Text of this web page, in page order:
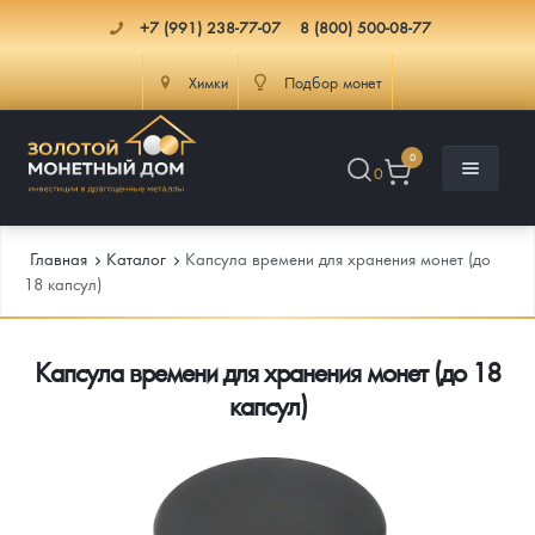
+7 (991) 238-77-07 8 (800) 500-08-77
Химки Подбор монет
0
0
Монеты Россия и СССР
Памятные и старинные монеты
Подлинность монет
Главная Каталог
Капсула времени для хранения монет (до
18 капсул)
Капсула времени для хранения монет (до 18
капсул)